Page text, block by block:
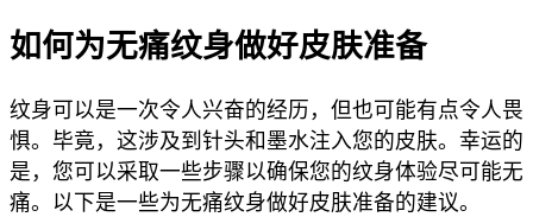
如何为无痛纹身做好皮肤准备
纹身可以是一次令人兴奋的经历，但也可能有点令人畏
惧。毕竟，这涉及到针头和墨水注入您的皮肤。幸运的
是，您可以采取一些步骤以确保您的纹身体验尽可能无
痛。以下是一些为无痛纹身做好皮肤准备的建议。